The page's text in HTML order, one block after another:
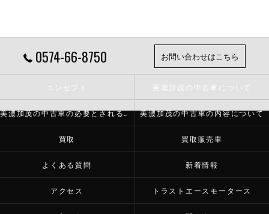
0574-66-8750 お問い合わせはこちら
コンセプト 美濃加茂の中古車について
美濃加茂の中古車の必要とされる理由 美濃加茂の中古車の内容について
買取 買取販売車
よくある質問 新着情報
アクセス トラストエースモータース